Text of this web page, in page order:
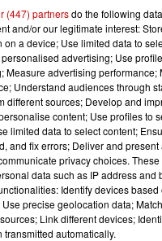
Gagnez vos
Musée du Sport
Mans !
Alouette vous
Futuroscope
(447) partnersdo the following
and/or our legitimate interest:
on a device; Use limited data to
advertising; Use
Measure advertising performance;
Understand audiences through
different sources; Develop and
content; Use profiles to
limited data to select content;
and fix errors; Deliver and
privacy choices.
data such as IP address and
Identify devices
precise geolocation data;
Link different devices;
transmitted automatically.